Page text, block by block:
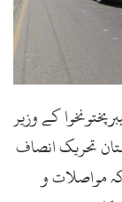
کام ۔30ستمبر2017ء )خیبرپختونخوا کے وزیر
تحریک انصاف
مواصلات و